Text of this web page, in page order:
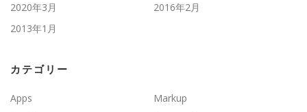
2020年3月
2016年2月
2013年1月
カテゴリー
Apps
Markup